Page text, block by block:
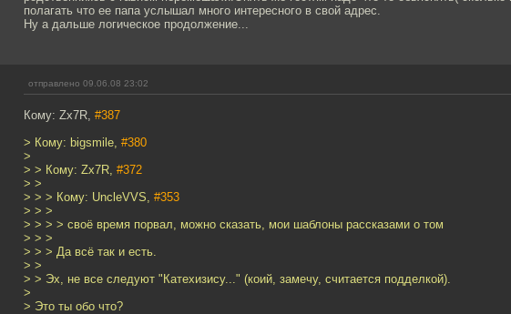
полагать что ее папа услышал много интересного в свой адрес.
Ну а дальше логическое продолжение...
отправлено 09.06.08 23:02
Кому: Zx7R, #387
> Кому: bigsmile, #380
>
> > Кому: Zx7R, #372
> >
> > > Кому: UncleVVS, #353
> > >
> > > > своё время порвал, можно сказать, мои шаблоны рассказами о том
> > >
> > > Да всё так и есть.
> >
> > Эх, не все следуют "Катехизису..." (коий, замечу, считается подделкой).
>
> Это ты обо что?